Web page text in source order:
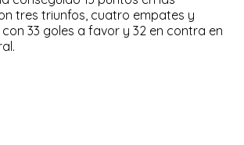
tres triunfos, cuatro empates y
33 goles a favor y 32 en contra en